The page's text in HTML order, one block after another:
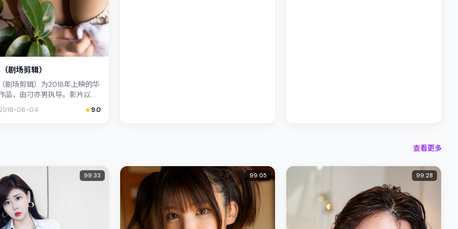
剧场剪辑）
剧场剪辑）为2018年上映的华
品，由刁亦男执导。影片以真
张力十足，情节...
06-04 9.0
查看更多
99:33 99:05 99:28